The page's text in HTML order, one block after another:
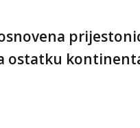
ostatku